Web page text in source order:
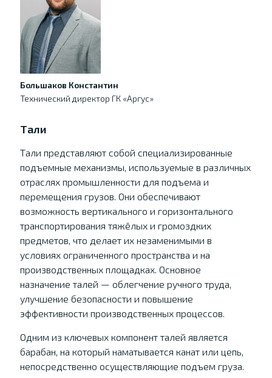
Большаков Константин
Технический директор ГК «Аргус»
Тали
Тали представляют собой специализированные
подъемные механизмы, используемые в различных
отраслях промышленности для подъема и
перемещения грузов. Они обеспечивают
возможность вертикального и горизонтального
транспортирования тяжёлых и громоздких
предметов, что делает их незаменимыми в
условиях ограниченного пространства и на
производственных площадках. Основное
назначение талей — облегчение ручного труда,
улучшение безопасности и повышение
эффективности производственных процессов.
Одним из ключевых компонент талей является
барабан, на который наматывается канат или цепь,
непосредственно осуществляющие подъем груза.